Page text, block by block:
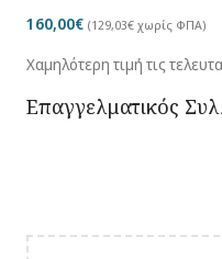
160,00€ (129,03€χωρίς ΦΠΑ)
Χαμηλότερη τιμή τις
Επαγγελματικός